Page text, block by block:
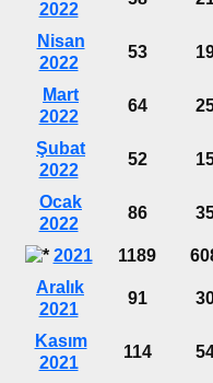
2022
Nisan
2022
53
Mart
2022
64
Şubat
2022
52
Ocak
2022
86
2021 1189
Aralık
2021
91
Kasım
2021
114